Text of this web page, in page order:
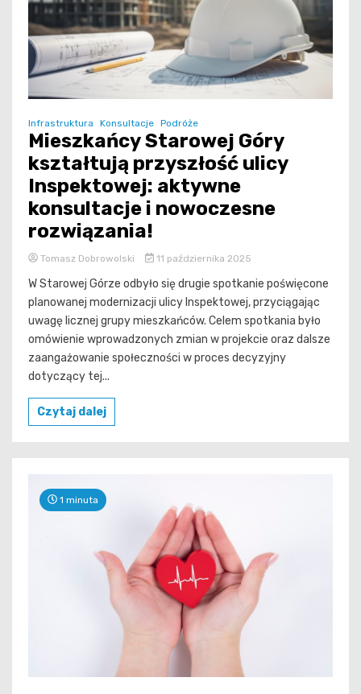
Infrastruktura Konsultacje Podróże
Mieszkańcy Starowej Góry
kształtują przyszłość ulicy
Inspektowej: aktywne
konsultacje i nowoczesne
rozwiązania!
Tomasz Dobrowolski 11 października 2025
W Starowej Górze odbyło się drugie spotkanie poświęcone
planowanej modernizacji ulicy Inspektowej, przyciągając
uwagę licznej grupy mieszkańców. Celem spotkania było
omówienie wprowadzonych zmian w projekcie oraz dalsze
zaangażowanie społeczności w proces decyzyjny
dotyczący tej...
Czytaj dalej
1 minuta